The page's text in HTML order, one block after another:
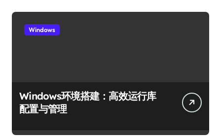
Windows
Windows环境搭建：高效运行库
配置与管理